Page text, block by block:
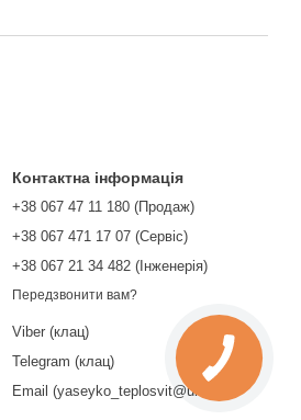
Контактна інформація
+38 067 47 11 180 (Продаж)
+38 067 471 17 07 (Сервіс)
‎+38 067 21 34 482 (Інженерія)
Передзвонити вам?
Viber (клац)
Telegram (клац)
Email (yaseyko_teplosvit@ukr.net)